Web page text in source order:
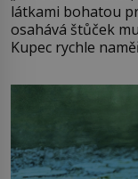
látkami bohatou
osahává štůček
Kupec rychle
milostpaní. Stačí
množství